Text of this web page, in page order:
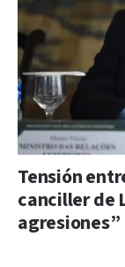
Tensión
canciller de
agresiones”